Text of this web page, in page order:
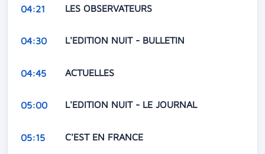
04:21 LES OBSERVATEURS
04:30 L'EDITION NUIT - BULLETIN
04:45 ACTUELLES
05:00 L'EDITION NUIT - LE JOURNAL
05:15 C'EST EN FRANCE